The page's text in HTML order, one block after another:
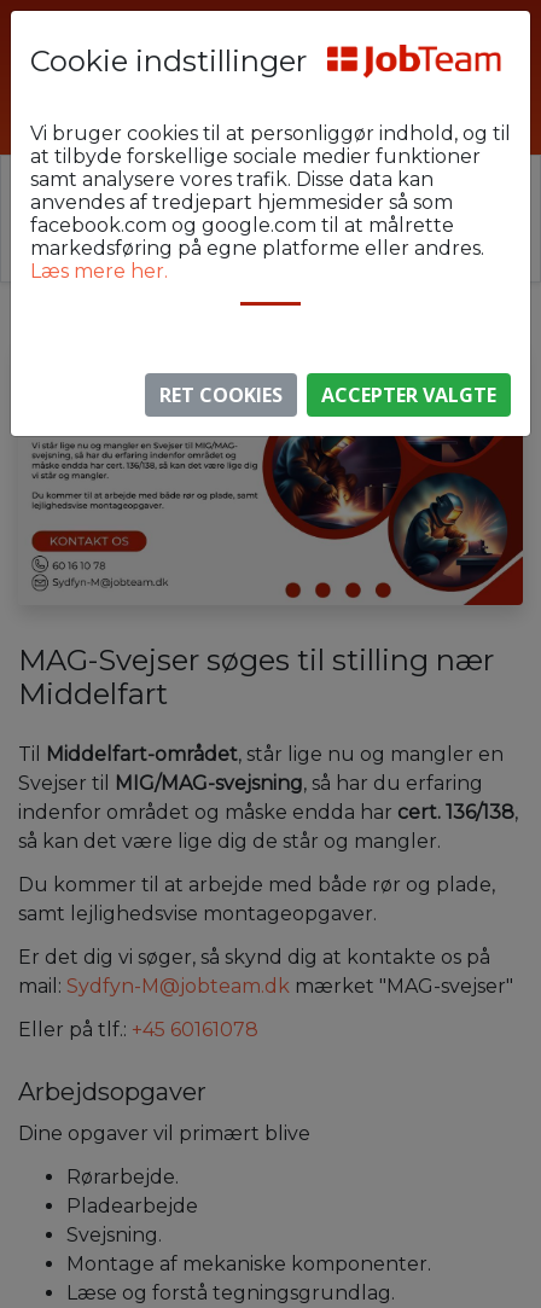
⚠️ Denne jobannonce er udløbet.
Stillingen er ikke længere aktiv, men du kan
lignende annoncer her.
MAG-Svejser søges til stilling nær
Middelfart
Til Middelfart-området, står lige nu og mangler en
Svejser til
MIG/MAG-svejsning, så har du erfaring
indenfor området og måske endda har cert. 136/138,
så kan det være lige dig de står og mangler.
Du kommer til at arbejde med både rør og plade,
samt lejlighedsvise montageopgaver.
Er det dig vi søger, så skynd dig at kontakte os på
mail: Sydfyn-M@jobteam.dk mærket "MAG-svejser"
Eller på tlf.: +45 60161078
Arbejdsopgaver
Dine opgaver vil primært blive
Rørarbejde.
Pladearbejde
Svejsning.
Montage af mekaniske komponenter.
Læse og forstå tegningsgrundlag.
Cookie indstillinger
Vi bruger cookies til at personliggør indhold, og til
at tilbyde forskellige sociale medier funktioner
samt analysere vores trafik. Disse data kan
anvendes af tredjepart hjemmesider så som
facebook.com og google.com til at målrette
markedsføring på egne platforme eller andres.
Læs mere her.
RET COOKIES ACCEPTER VALGTE